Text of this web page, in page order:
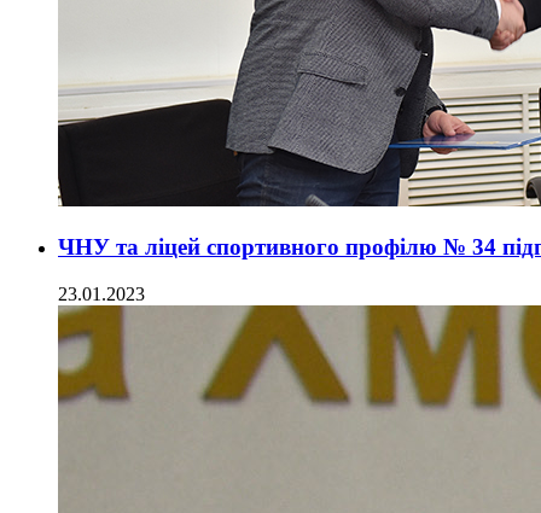
ЧНУ та ліцей спортивного профілю № 34
23.01.2023